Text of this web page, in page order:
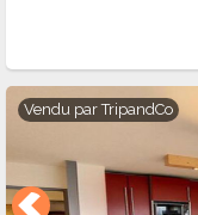
Vendu parTripandCo